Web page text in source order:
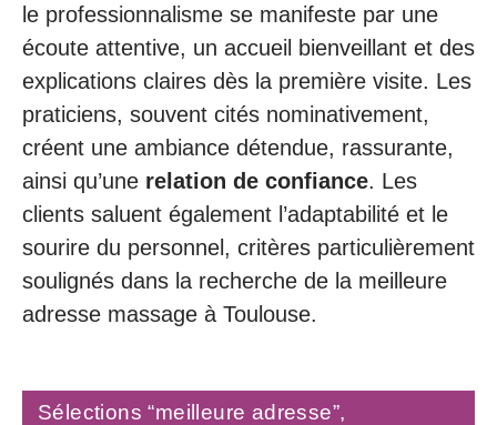
le professionnalisme se manifeste par une
écoute attentive, un accueil bienveillant et des
explications claires dès la première visite. Les
praticiens, souvent cités nominativement,
créent une ambiance détendue, rassurante,
ainsi qu’une relation de confiance. Les
clients saluent également l’adaptabilité et le
sourire du personnel, critères particulièrement
soulignés dans la recherche de la meilleure
adresse massage à Toulouse.
Sélections “meilleure adresse”,